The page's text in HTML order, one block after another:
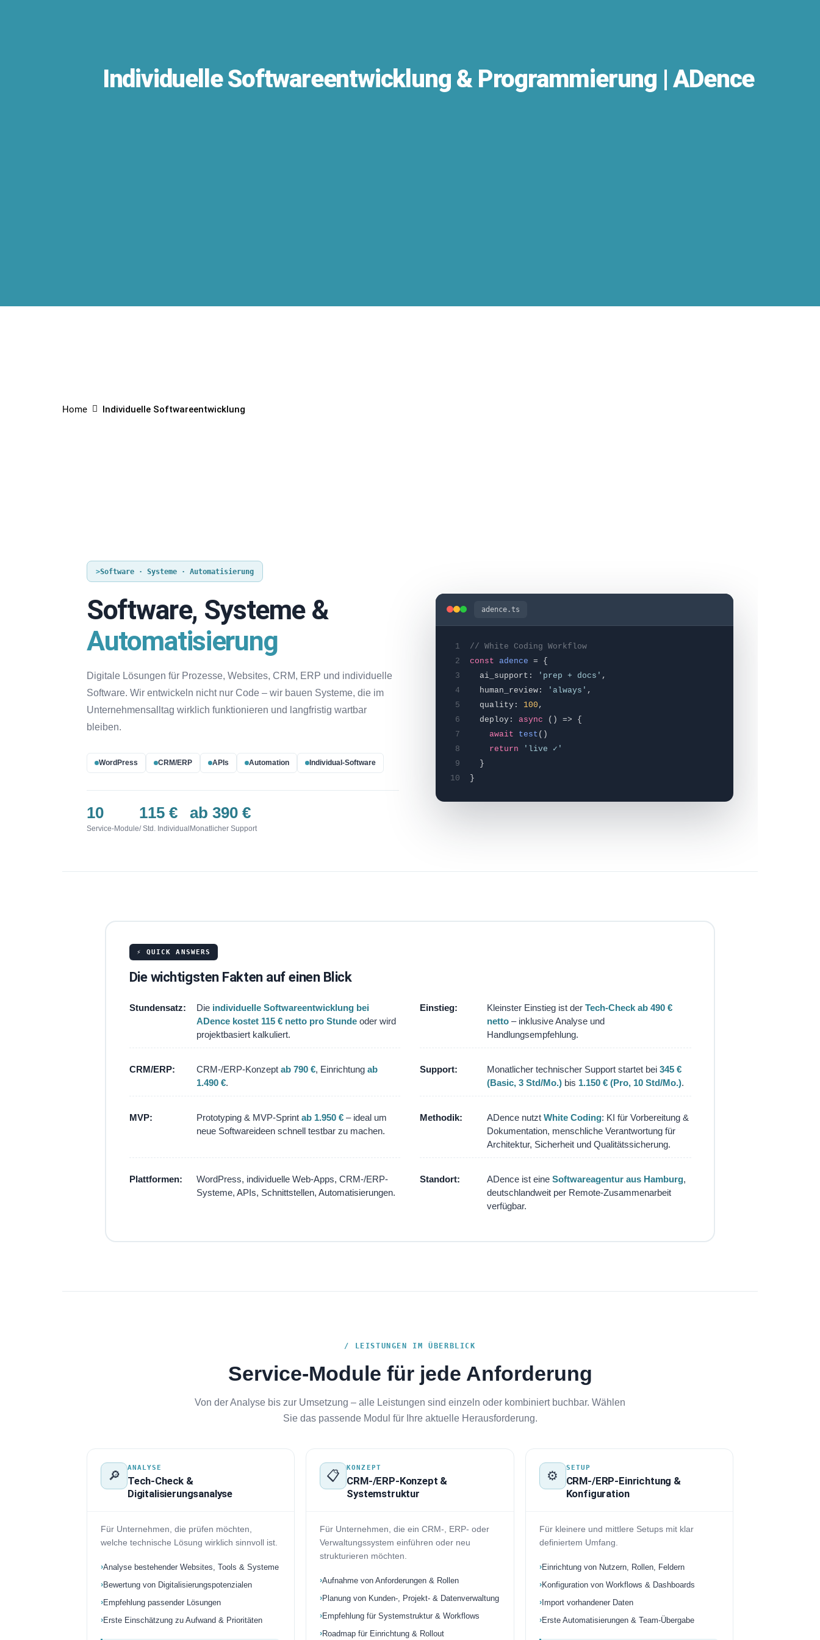
Individuelle Softwareentwicklung & Programmierung | ADence
Home Individuelle Softwareentwicklung
>Software · Systeme · Automatisierung
Software, Systeme &
Automatisierung
Digitale Lösungen für Prozesse, Websites, CRM, ERP und individuelle
Software. Wir entwickeln nicht nur Code – wir bauen Systeme, die im
Unternehmensalltag wirklich funktionieren und langfristig wartbar
bleiben.
WordPress CRM/ERP APIs Automation Individual-Software
10
Service-Module
115 €
/ Std. Individual
ab 390 €
Monatlicher Support
adence.ts
1
// White Coding Workflow
2
const adence = {
3
ai_support: 'prep + docs' ,
4
human_review: 'always' ,
5
quality: 100 ,
6
deploy:async () => {
7
await test ()
8
return
'live ✓'
9
}
10
}
⚡ QUICK ANSWERS
Die wichtigsten Fakten auf einen Blick
Stundensatz: Die individuelle Softwareentwicklung bei
ADence kostet 115 € netto pro Stundeoder wird
projektbasiert kalkuliert.
Einstieg: Kleinster Einstieg ist der Tech-Check ab 490 €
netto – inklusive Analyse und
Handlungsempfehlung.
CRM/ERP: CRM-/ERP-Konzept ab 790 €, Einrichtung ab
1.490 €.
Support: Monatlicher technischer Support startet bei 345 €
(Basic, 3 Std/Mo.) bis 1.150 € (Pro, 10 Std/Mo.).
MVP: Prototyping & MVP-Sprint ab 1.950 €– ideal um
neue Softwareideen schnell testbar zu machen.
Methodik: ADence nutzt White Coding: KI für Vorbereitung &
Dokumentation, menschliche Verantwortung für
Architektur, Sicherheit und Qualitätssicherung.
Plattformen:
WordPress, individuelle Web-Apps, CRM-/ERP-
Systeme, APIs, Schnittstellen, Automatisierungen.
Standort: ADence ist eine Softwareagentur aus Hamburg,
deutschlandweit per Remote-Zusammenarbeit
verfügbar.
/ LEISTUNGEN IM ÜBERBLICK
Service-Module für jede Anforderung
Von der Analyse bis zur Umsetzung – alle Leistungen sind einzeln oder kombiniert buchbar. Wählen
Sie das passende Modul für Ihre aktuelle Herausforderung.
🔎
ANALYSE
Tech-Check &
Digitalisierungsanalyse
Für Unternehmen, die prüfen möchten,
welche technische Lösung wirklich sinnvoll ist.
Analyse bestehender Websites, Tools & Systeme
Bewertung von Digitalisierungspotenzialen
Empfehlung passender Lösungen
Erste Einschätzung zu Aufwand & Prioritäten
📋
KONZEPT
CRM-/ERP-Konzept &
Systemstruktur
Für Unternehmen, die ein CRM-, ERP- oder
Verwaltungssystem einführen oder neu
strukturieren möchten.
Aufnahme von Anforderungen & Rollen
Planung von Kunden-, Projekt- & Datenverwaltung
Empfehlung für Systemstruktur & Workflows
Roadmap für Einrichtung & Rollout
⚙️
SETUP
CRM-/ERP-Einrichtung &
Konfiguration
Für kleinere und mittlere Setups mit klar
definiertem Umfang.
Einrichtung von Nutzern, Rollen, Feldern
Konfiguration von Workflows & Dashboards
Import vorhandener Daten
Erste Automatisierungen & Team-Übergabe